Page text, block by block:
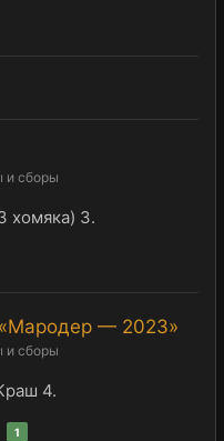
и сборы
хомяка) 3.
— 2023»
и сборы
4.
1